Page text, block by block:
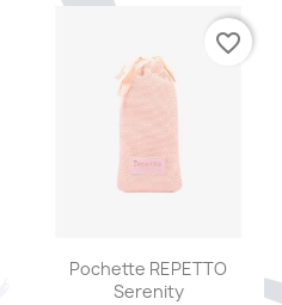
Aperçu rapide
Pochette REPETTO
Serenity
favorite_border